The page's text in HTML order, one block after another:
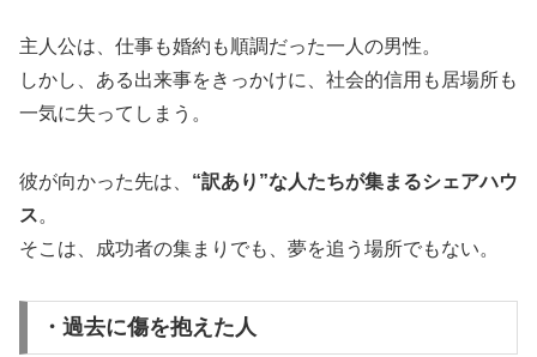
主人公は、仕事も婚約も順調だった一人の男性。
しかし、ある出来事をきっかけに、社会的信用も居場所も
一気に失ってしまう。
彼が向かった先は、 “訳あり”な人たちが集まるシェアハウ
ス。
そこは、成功者の集まりでも、夢を追う場所でもない。
・過去に傷を抱えた人